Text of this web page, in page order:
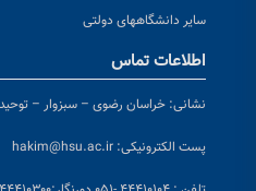
سایر دانشگاههای دولتی
اطلاعات تماس
نشانی: خراسان رضوی – سبزوار –
پست الکترونیکی: hakim@hsu.ac.ir